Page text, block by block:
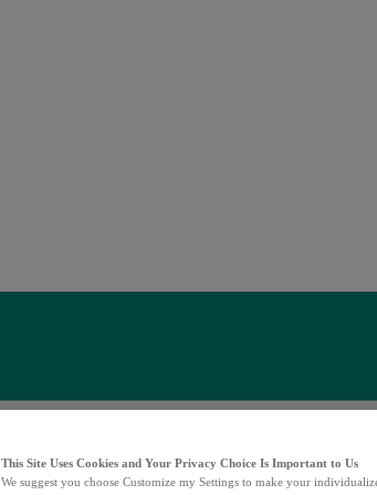
This Site Uses Cookies and Your Privacy Choice Is Important to Us
We suggest you choose Customize my Settings to make your